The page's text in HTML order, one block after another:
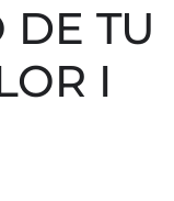
DE TU
I